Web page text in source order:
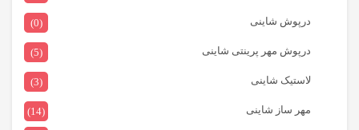
درپوش شاینی (0)
درپوش مهر پرینتی شاینی (5)
لاستیک شاینی (3)
مهر ساز شاینی
(14)